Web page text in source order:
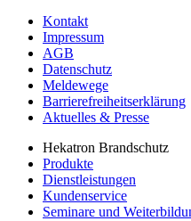
Kontakt
Impressum
AGB
Datenschutz
Meldewege
Barrierefreiheitserklärung
Aktuelles & Presse
Hekatron Brandschutz
Produkte
Dienstleistungen
Kundenservice
Seminare und